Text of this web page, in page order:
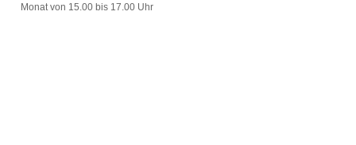
Monat von 15.00 bis 17.00 Uhr